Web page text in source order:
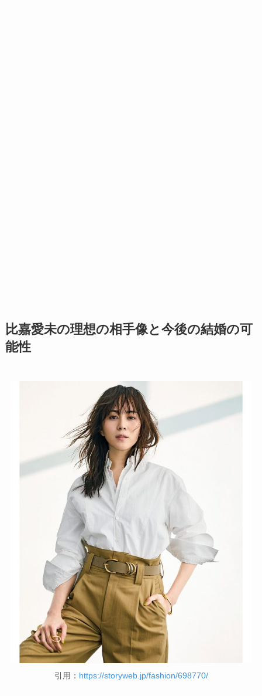
比嘉愛未の理想の相手像と今後の結婚の可
能性
引用： https://storyweb.jp/fashion/698770/